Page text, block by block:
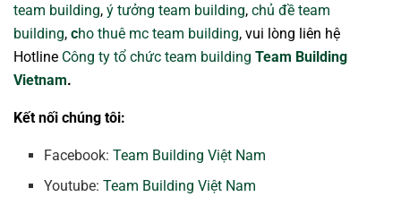
team building, ý tưởng team building, chủ đề team
building, cho thuê mc team building, vui lòng liên hệ
Hotline Công ty tổ chức team building Team Building
Vietnam.
Kết nối chúng tôi:
Facebook:Team Building Việt Nam
Youtube:Team Building Việt Nam